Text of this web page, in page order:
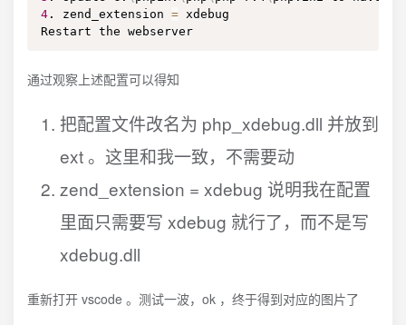
4 . zend_extension = xdebug
Restart the webserver
通过观察上述配置可以得知
把配置文件改名为 php_xdebug.dll 并放到
ext 。这里和我一致，不需要动
zend_extension = xdebug 说明我在配置
里面只需要写 xdebug 就行了，而不是写
xdebug.dll
重新打开 vscode 。测试一波，ok ，终于得到对应的图片了